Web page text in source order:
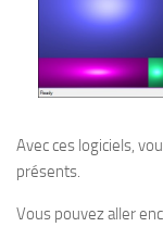
Avec ces logiciels,
présents.
Vous pouvez aller